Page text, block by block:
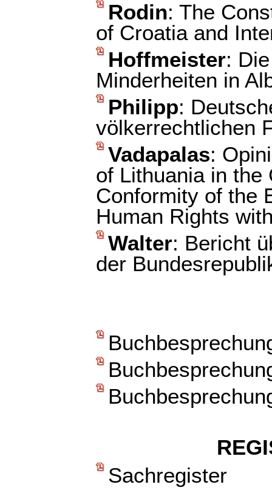
Rodin: The
of Croatia and
Hoffmeister:
Minderheiten in
Philipp:
völkerrechtlichen
Vadapalas:
of Lithuania in the
Conformity of the
Human Rights
Walter: Bericht
der
Sachregister